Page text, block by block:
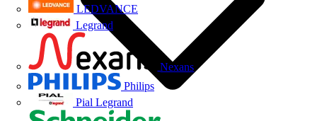
LEDVANCE
Legrand
Nexans
Philips
Pial Legrand